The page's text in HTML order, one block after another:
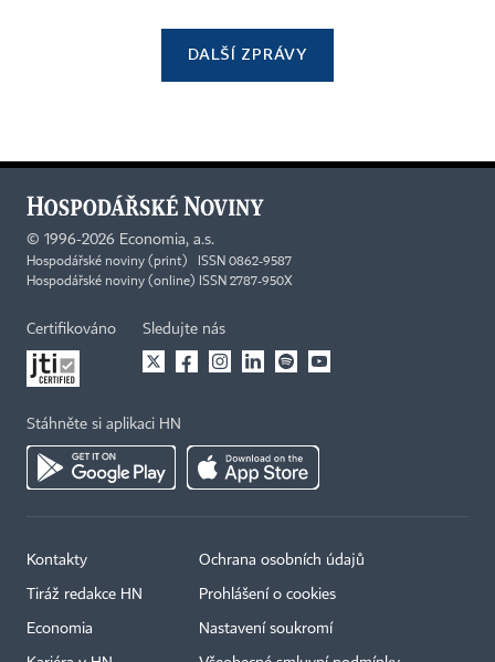
DALŠÍ ZPRÁVY
© 1996-2026 Economia, a.s.
Hospodářské noviny (print) ISSN 0862-9587
Hospodářské noviny (online) ISSN 2787-950X
Certifikováno Sledujte nás
Stáhněte si aplikaci HN
Kontakty
Tiráž redakce HN
Economia
Ochrana osobních údajů
Prohlášení o cookies
Nastavení soukromí